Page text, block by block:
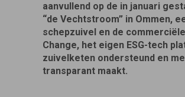
aanvullend op de in januari
“de Vechtstroom” in Ommen,
schepzuivel en de
Change, het eigen ESG-tech
zuivelketen ondersteund en
transparant maakt.